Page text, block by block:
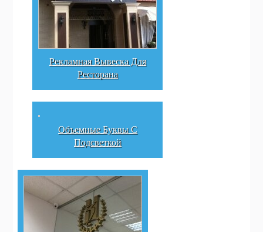
Рекламная Вывеска Для
Ресторана
Объемные Буквы С
Подсветкой